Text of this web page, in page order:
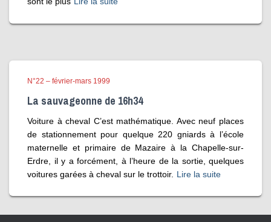
N°22 – février-mars 1999
La sauvageonne de 16h34
Voiture à cheval C’est mathématique. Avec neuf places
de stationnement pour quelque 220 gniards à l’école
maternelle et primaire de Mazaire à la Chapelle-sur-
Erdre, il y a forcément, à l’heure de la sortie, quelques
voitures garées à cheval sur le trottoir. Lire la suite